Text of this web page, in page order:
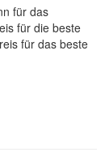
für das
für die beste
für das beste